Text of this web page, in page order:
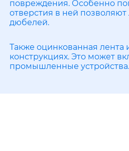
повреждения. Особенно
отверстия в ней
дюбелей.
Также оцинкованная лента
конструкциях. Это может
промышленные устройства.